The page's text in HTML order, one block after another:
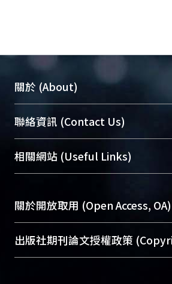
關於 (About)
臺大位居世界頂尖大學之列，為
展現本校豐碩的研究成果及學術
機構典藏（NTUR）與學術庫（
台，成為臺大學術典藏NTU
成果。
To permanently archive and
profiles and scholarly works,
services of “NTU Repository”
聯絡資訊 (Contact Us)
總館學科館員(Main Library)
醫學圖書館學科館員(Medical
Sciences Library)
相關網站 (Useful Links)
關於開放取用 (Open Access, OA)
開放取用是從使用者角度提升資
動，應用在學術研究上是透過將
出版社期刊論文授權政策